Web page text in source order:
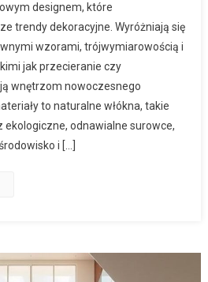
designem, które
trendy dekoracyjne. Wyróżniają się
wzorami, trójwymiarowością i
jak przecieranie czy
wnętrzom nowoczesnego
to naturalne włókna, takie
ekologiczne, odnawialne surowce,
i […]